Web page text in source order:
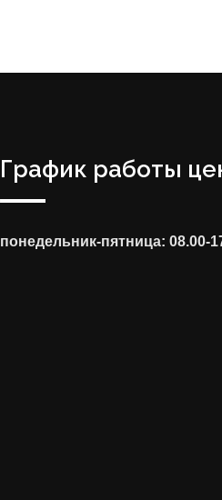
График работы
понедельник-пятница: 08.00-